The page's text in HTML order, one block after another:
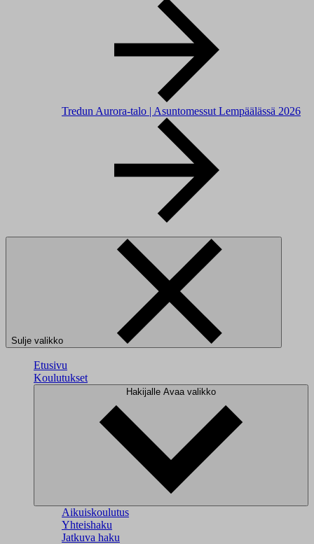
Tredun Aurora-talo | Asuntomessut Lempäälässä 2026
Sulje valikko
Etusivu
Koulutukset
Hakijalle Avaa valikko
Aikuiskoulutus
Yhteishaku
Jatkuva haku